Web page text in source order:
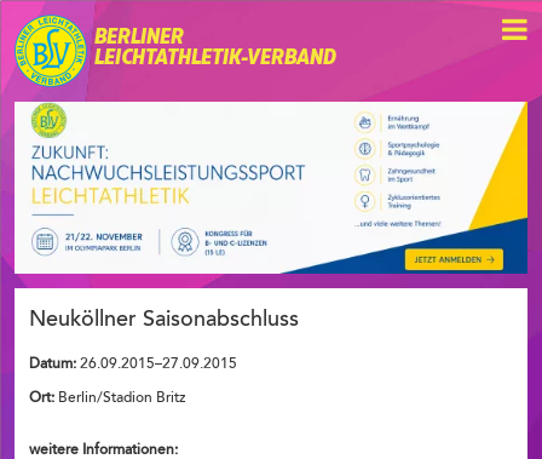
BERLINER
LEICHTATHLETIK-VERBAND
Neuköllner Saisonabschluss
Datum: 26.09.2015–27.09.2015
Ort: Berlin/Stadion Britz
weitere Informationen: